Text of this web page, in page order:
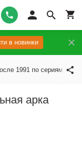
в новинки
1991 по сериям
арка